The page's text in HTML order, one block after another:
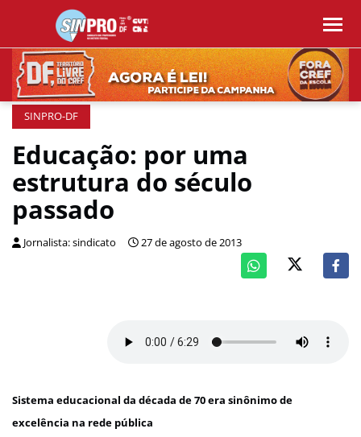
SINPRO-DF
Educação: por uma
estrutura do século
passado
Jornalista: sindicato 27 de agosto de 2013
Sistema educacional da década de 70 era sinônimo de
excelência na rede pública